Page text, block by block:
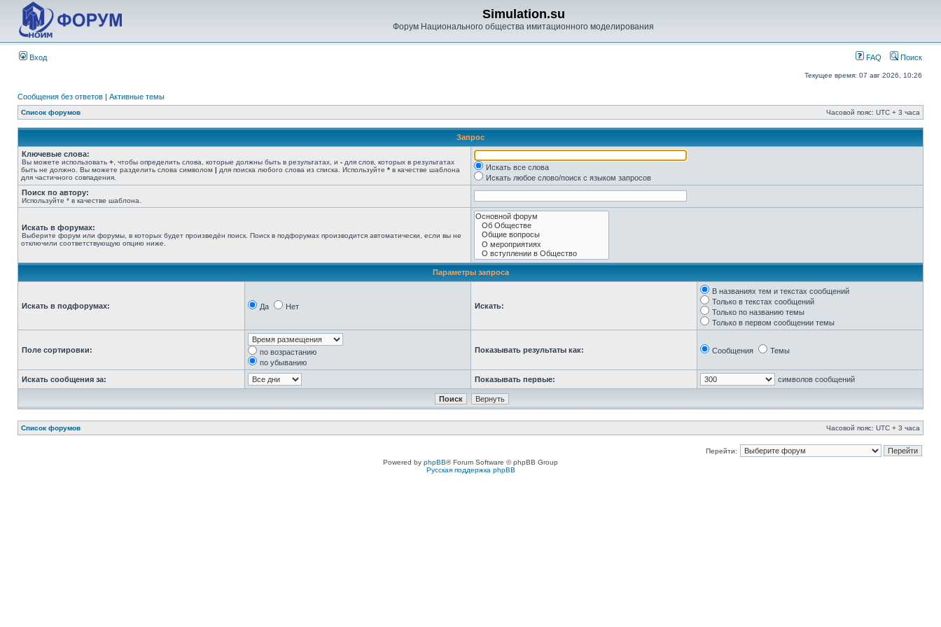
Simulation.su
Форум Национального общества имитационного моделирования
Вход FAQ Поиск
Текущее время: 07 авг 2026, 10:26
Сообщения без ответов | Активные темы
Список форумов Часовой пояс: UTC + 3 часа
Запрос
Ключевые слова:
Вы можете использовать + , чтобы определить слова, которые должны быть в результатах, и - для слов, которых в результатах
быть не должно. Вы можете разделить слова символом | для поиска любого слова из списка. Используйте * в качестве шаблона
для частичного совпадения.
Искать все слова
Искать любое слово/поиск с языком запросов
Поиск по автору:
Используйте * в качестве шаблона.
Искать в форумах:
Выберите форум или форумы, в которых будет произведён поиск. Поиск в подфорумах производится автоматически, если вы не
отключили соответствующую опцию ниже.
Параметры запроса
Искать в подфорумах: Да Нет Искать:
В названиях тем и текстах сообщений
Только в текстах сообщений
Только по названию темы
Только в первом сообщении темы
Поле сортировки:
по возрастанию
по убыванию
Показывать результаты как: Сообщения Темы
Искать сообщения за: Показывать первые: символов сообщений
Список форумов Часовой пояс: UTC + 3 часа
Перейти:
Powered by phpBB® Forum Software © phpBB Group
Русская поддержка phpBB